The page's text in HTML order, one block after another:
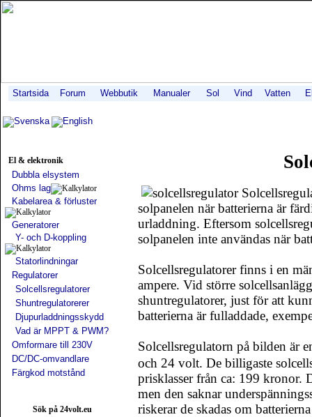
Startsida Forum Webbutik Manualer Sol Vind Vatten
Svenska English
El & elektronik
Dubbla elsystem
Ohms lag
Kabelarea & förluster
Generatorer
Y- och D-koppling
Statorlindningar
Regulatorer
Solcellsregulatorer
Shuntregulatorerer
Djupurladdningsskydd
Vad är MPPT & PWM?
Omformare till 230V
DC/DC-omvandlare
Färgkod motstånd
Sök på 24volt.eu
solpanelen när batterierna är
urladdning. Eftersom
solpanelen inte användas när
Solcellsregulatorer finns i en
ampere. Vid större
shuntregulatorer, just för att
batterierna är fulladdade,
Solcellsregulatorn på bilden är
och 24 volt. De billigaste
prisklasser från ca: 199 kronor.
men den saknar
riskerar de skadas om